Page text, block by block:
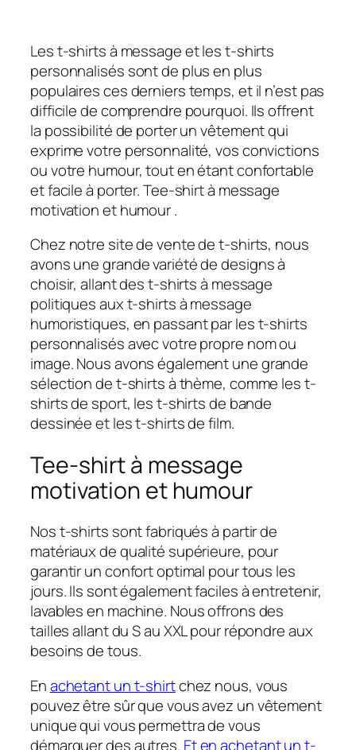
Les t-shirts à message et les t-shirts
personnalisés sont de plus en plus
populaires ces derniers temps, et il n’est pas
difficile de comprendre pourquoi. Ils offrent
la possibilité de porter un vêtement qui
exprime votre personnalité, vos convictions
ou votre humour, tout en étant confortable
et facile à porter. Tee-shirt à message
motivation et humour .
Chez notre site de vente de t-shirts, nous
avons une grande variété de designs à
choisir, allant des t-shirts à message
politiques aux t-shirts à message
humoristiques, en passant par les t-shirts
personnalisés avec votre propre nom ou
image. Nous avons également une grande
sélection de t-shirts à thème, comme les t-
shirts de sport, les t-shirts de bande
dessinée et les t-shirts de film.
Tee-shirt à message
motivation et humour
Nos t-shirts sont fabriqués à partir de
matériaux de qualité supérieure, pour
garantir un confort optimal pour tous les
jours. Ils sont également faciles à entretenir,
lavables en machine. Nous offrons des
tailles allant du S au XXL pour répondre aux
besoins de tous.
Enachetant un t-shirtchez nous, vous
pouvez être sûr que vous avez un vêtement
unique qui vous permettra de vous
démarquer des autres. Et en achetant un t-